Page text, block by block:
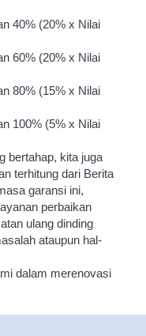
40% (20% x Nilai
60% (20% x Nilai
80% (15% x Nilai
100% (5% x Nilai
bertahap, kita juga
terhitung dari Berita
garansi ini,
perbaikan
ulang dinding
ataupun hal-
dalam merenovasi